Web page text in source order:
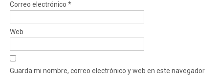
Correo electrónico *
Web
Guarda mi nombre, correo electrónico y web en este navegador